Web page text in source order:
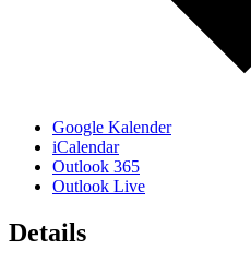
Google Kalender
iCalendar
Outlook 365
Outlook Live
Details